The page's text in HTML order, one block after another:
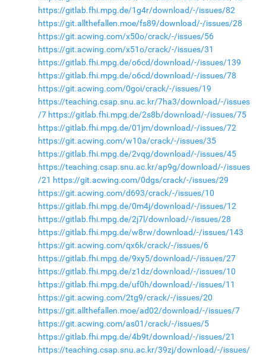
https://gitlab.fhi.mpg.de/1g4r/download/-/issues/82
https://git.allthefallen.moe/fs89/download/-/issues/28
https://git.acwing.com/x50o/crack/-/issues/56
https://git.acwing.com/x51o/crack/-/issues/31
https://gitlab.fhi.mpg.de/o6cd/download/-/issues/139
https://gitlab.fhi.mpg.de/o6cd/download/-/issues/78
https://git.acwing.com/0goi/crack/-/issues/19
https://teaching.csap.snu.ac.kr/7ha3/download/-/issues
/7 https://gitlab.fhi.mpg.de/2s8b/download/-/issues/75
https://gitlab.fhi.mpg.de/01jm/download/-/issues/72
https://git.acwing.com/w10a/crack/-/issues/35
https://gitlab.fhi.mpg.de/2vqg/download/-/issues/45
https://teaching.csap.snu.ac.kr/ap9g/download/-/issues
/21 https://git.acwing.com/0dgs/crack/-/issues/29
https://git.acwing.com/d693/crack/-/issues/10
https://gitlab.fhi.mpg.de/0m4j/download/-/issues/12
https://gitlab.fhi.mpg.de/2j7l/download/-/issues/28
https://gitlab.fhi.mpg.de/w8rw/download/-/issues/143
https://git.acwing.com/qx6k/crack/-/issues/6
https://gitlab.fhi.mpg.de/9xy5/download/-/issues/27
https://gitlab.fhi.mpg.de/z1dz/download/-/issues/10
https://gitlab.fhi.mpg.de/uf0h/download/-/issues/11
https://git.acwing.com/2tg9/crack/-/issues/20
https://git.allthefallen.moe/ad02/download/-/issues/7
https://git.acwing.com/as01/crack/-/issues/5
https://gitlab.fhi.mpg.de/4b9t/download/-/issues/21
https://teaching.csap.snu.ac.kr/39zj/download/-/issues/